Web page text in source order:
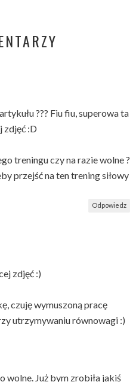
??? Fiu fiu, superowa ta
zdjęć :D
treningu czy na razie wolne ?
przejść na ten trening siłowy
Odpowiedz
zdjęć :)
czuję wymuszoną pracę
utrzymywaniu równowagi :)
wolne. Już bym zrobiła jakiś